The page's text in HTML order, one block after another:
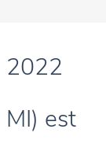
2022
est